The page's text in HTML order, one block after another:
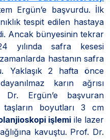
Ergün’e başvurdu. İlk
tespit edilen hastaya
Ancak bünyesinin tekrar
yılında safra kesesi
hastanın safra
Yaklaşık 2 hafta önce
karın ağrısı
Ergün’e başvuran
taşların boyutları 3 cm
işlemi ile lazer
kavuştu. Prof. Dr.